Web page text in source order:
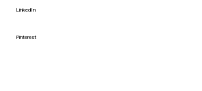
LinkedIn
Pinterest